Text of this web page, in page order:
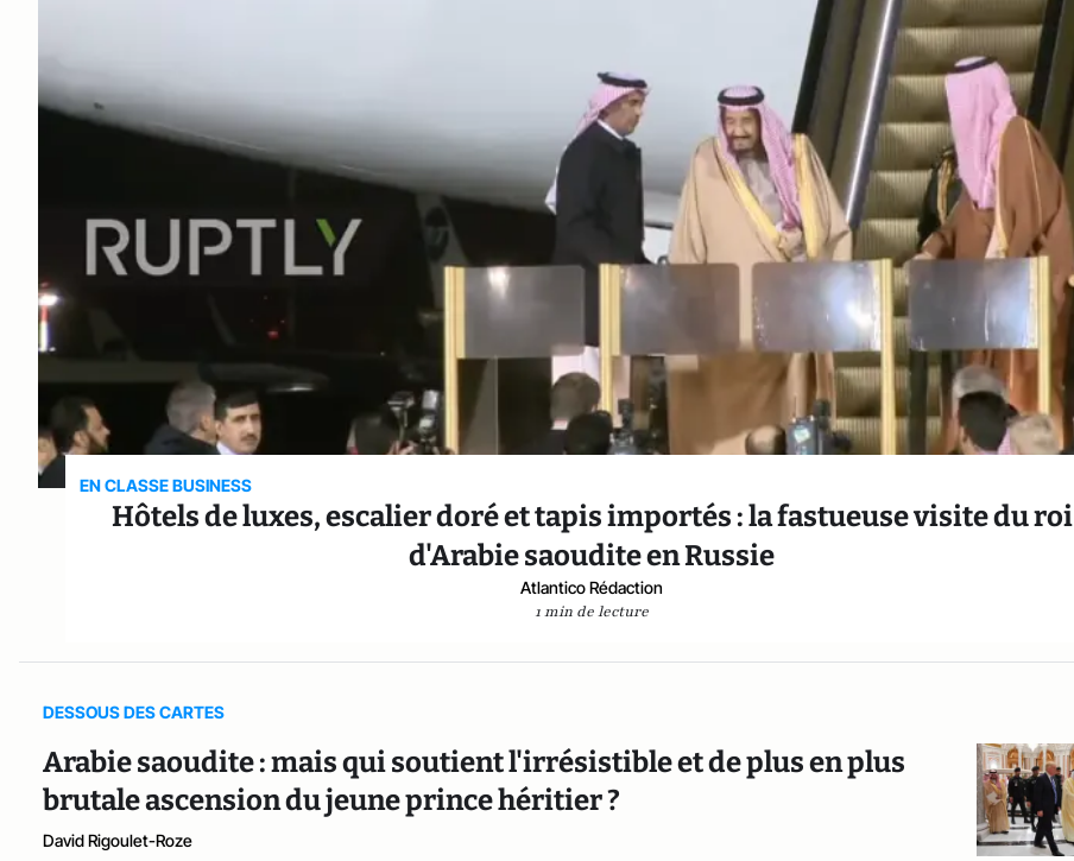
EN CLASSE BUSINESS
Hôtels de luxes, escalier doré et tapis importés : la fastueuse visite du roi
d'Arabie saoudite en Russie
Atlantico Rédaction
1 min de lecture
DESSOUS DES CARTES
Arabie saoudite : mais qui soutient l'irrésistible et de plus en plus
brutale ascension du jeune prince héritier ?
David Rigoulet-Roze